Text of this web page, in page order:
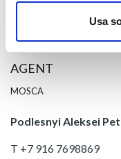
Usa
AGENT
MOSCA
Podlesnyi Aleksei
T +7 916 7698869